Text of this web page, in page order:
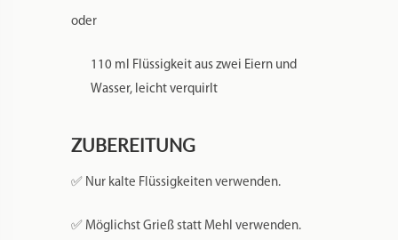
oder
110 ml Flüssigkeit aus zwei Eiern und
Wasser, leicht verquirlt
ZUBEREITUNG
✅ Nur kalte Flüssigkeiten verwenden.
✅ Möglichst Grieß statt Mehl verwenden.